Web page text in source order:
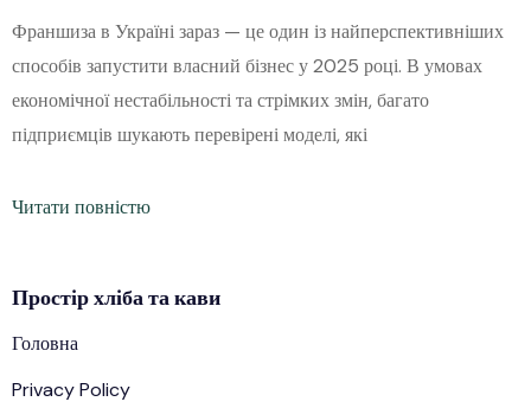
Франшиза в Україні зараз — це один із найперспективніших
способів запустити власний бізнес у 2025 році. В умовах
економічної нестабільності та стрімких змін, багато
підприємців шукають перевірені моделі, які
Читати повністю
Простірхлібата кави
Головна
Privacy Policy